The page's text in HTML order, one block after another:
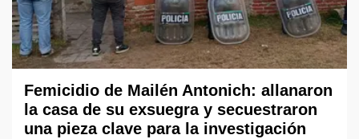
Femicidio de Mailén Antonich: allanaron
la casa de su exsuegra y secuestraron
una pieza clave para la investigación